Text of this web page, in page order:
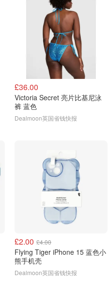
£36.00
Victoria Secret 亮片比基尼泳
裤 蓝色
Dealmoon英国省钱快报
£2.00 £4.00
Flying Tiger iPhone 15 蓝色小
熊手机壳
Dealmoon英国省钱快报